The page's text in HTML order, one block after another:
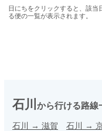
日にちをクリックすると、該当
る便の一覧が表示されます。
石川 から行ける路線
石川 → 滋賀 石川 →